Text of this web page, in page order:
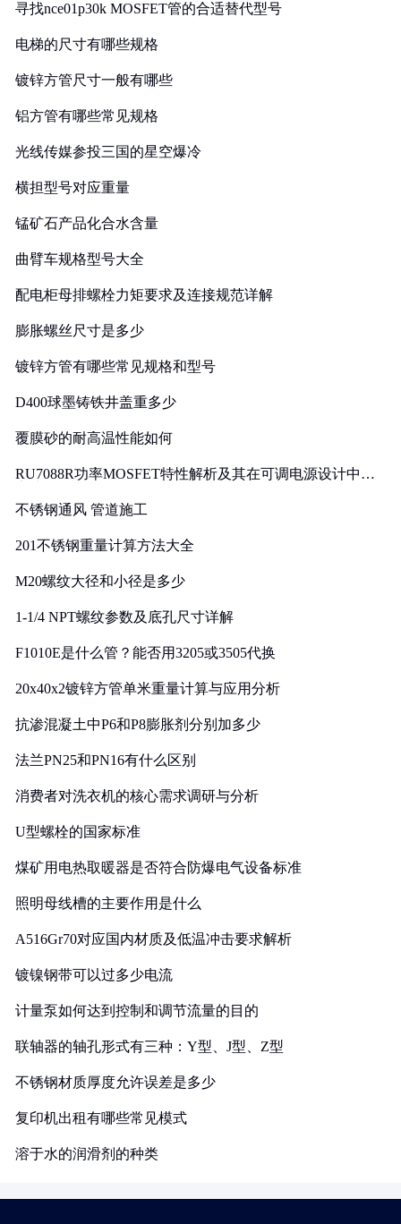
寻找nce01p30k MOSFET管的合适替代型号
电梯的尺寸有哪些规格
镀锌方管尺寸一般有哪些
铝方管有哪些常见规格
光线传媒参投三国的星空爆冷
横担型号对应重量
锰矿石产品化合水含量
曲臂车规格型号大全
配电柜母排螺栓力矩要求及连接规范详解
膨胀螺丝尺寸是多少
镀锌方管有哪些常见规格和型号
D400球墨铸铁井盖重多少
覆膜砂的耐高温性能如何
RU7088R功率MOSFET特性解析及其在可调电源设计中的
不锈钢通风 管道施工
201不锈钢重量计算方法大全
M20螺纹大径和小径是多少
1-1/4 NPT螺纹参数及底孔尺寸详解
F1010E是什么管？能否用3205或3505代换
20x40x2镀锌方管单米重量计算与应用分析
抗渗混凝土中P6和P8膨胀剂分别加多少
法兰PN25和PN16有什么区别
消费者对洗衣机的核心需求调研与分析
U型螺栓的国家标准
煤矿用电热取暖器是否符合防爆电气设备标准
照明母线槽的主要作用是什么
A516Gr70对应国内材质及低温冲击要求解析
镀镍钢带可以过多少电流
计量泵如何达到控制和调节流量的目的
联轴器的轴孔形式有三种：Y型、J型、Z型
不锈钢材质厚度允许误差是多少
复印机出租有哪些常见模式
溶于水的润滑剂的种类